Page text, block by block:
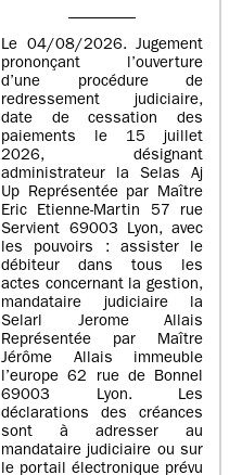
Le 04/08/2026. Jugement
prononçant l’ouverture
d’une procédure de
redressement judiciaire,
date de cessation des
paiements le 15 juillet
2026, désignant
administrateur la Selas Aj
Up Représentée par Maître
Eric Etienne-Martin 57 rue
Servient 69003 Lyon, avec
les pouvoirs : assister le
débiteur dans tous les
actes concernant la gestion,
mandataire judiciaire la
Selarl Jerome Allais
Représentée par Maître
Jérôme Allais immeuble
l’europe 62 rue de Bonnel
69003 Lyon. Les
déclarations des créances
sont à adresser au
mandataire judiciaire ou sur
le portail électronique prévu